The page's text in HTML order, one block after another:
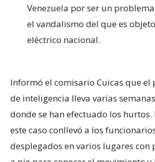
Venezuela por ser un
el vandalismo del que es
eléctrico nacional.
Informó el comisario Cuicas que el
de inteligencia lleva varias
donde se han efectuado los hurtos.
este caso conllevó a los
desplegados en varios lugares